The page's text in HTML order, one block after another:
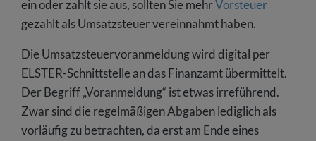
ein oder zahlt sie aus, sollten Sie mehrVorsteuer
gezahlt als Umsatzsteuer vereinnahmt haben.
Die Umsatzsteuervoranmeldung wird digital per
ELSTER-Schnittstelle an das Finanzamt übermittelt.
Der Begriff „Voranmeldung“ ist etwas irreführend.
Zwar sind die regelmäßigen Abgaben lediglich als
vorläufig zu betrachten, da erst am Ende eines